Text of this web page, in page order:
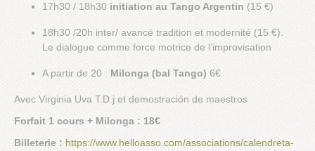
17h30 / 18h30 initiation au Tango Argentin (15 €)
18h30 /20h inter/ avancé tradition et modernité (15 €).
Le dialogue comme force motrice de l’improvisation
A partir de 20 : Milonga (bal Tango) 6€
Avec Virginia Uva T.D.j et demostración de maestros
Forfait 1 cours + Milonga : 18€
Billeterie : https://www.helloasso.com/associations/calendreta-